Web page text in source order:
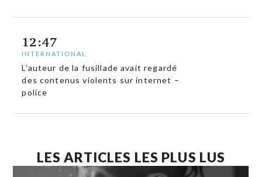
12:47
INTERNATIONAL
L’auteur de la fusillade avait regardé
des contenus violents sur internet –
police
LES ARTICLES LES PLUS LUS